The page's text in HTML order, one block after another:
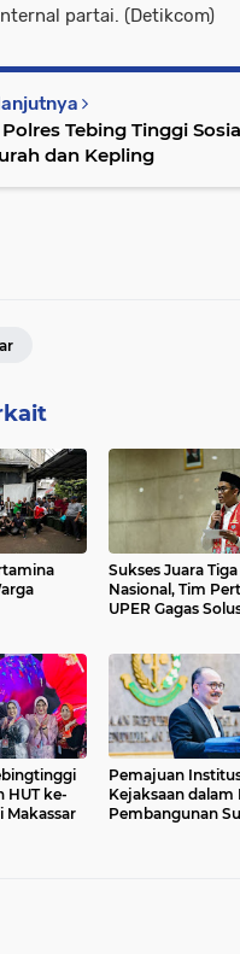
partai. (Detikcom)
Tebing Tinggi
dan Kepling
Sukses Juara
Nasional, Tim
UPER Gagas
HUT ke-
Makassar
Pemajuan
Kejaksaan dalam
Pembangunan